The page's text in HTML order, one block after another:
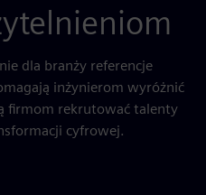
dla branży referencje
inżynierom wyróżnić
firmom rekrutować talenty
cyfrowej.